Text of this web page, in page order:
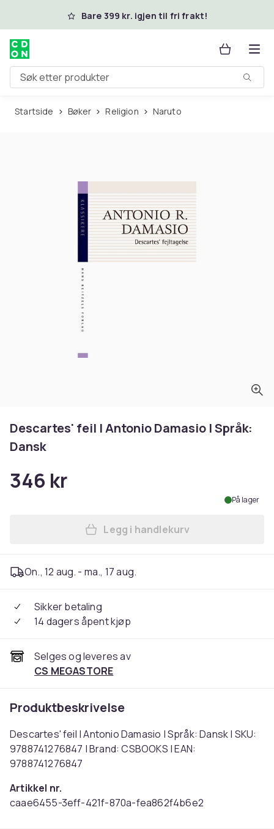
Hopp til hovedinnholdBare 399 kr. igjen til fri frakt!
Søk etter produkter
Startside Bøker Religion Naruto
Descartes' feil | Antonio Damasio | Språk:
Dansk
346 kr
På lager
Legg Descartes' feil |
Legg i handlekurv
On., 12 aug. - ma., 17 aug.
Sikker betaling
14 dagers åpent kjøp
Selges og leveres av
CS MEGASTORE
Produktbeskrivelse
Descartes' feil | Antonio Damasio | Språk: Dansk | SKU:
9788741276847 | Brand: CSBOOKS | EAN:
9788741276847
Artikkel nr.
caae6455-3eff-421f-870a-fea862f4b6e2